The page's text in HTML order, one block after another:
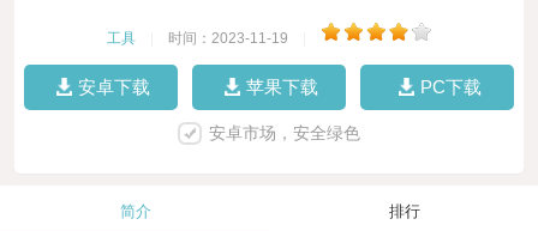
工具 时间：2023-11-19
安卓下载 苹果下载 PC下载
安卓市场，安全绿色
简介 排行